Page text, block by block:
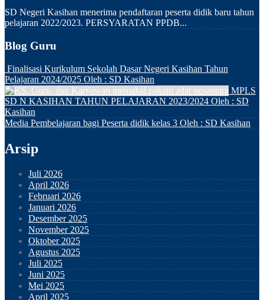
SD Negeri Kasihan menerima pendaftaran peserta didik baru tahun
pelajaran 2022/2023. PERSYARATAN PPDB...
Blog Guru
Finalisasi Kurikulum Sekolah Dasar Negeri Kasihan Tahun
Pelajaran 2024/2025 Oleh : SD Kasihan
MPLS
SD N KASIHAN TAHUN PELAJARAN 2023/2024 Oleh : SD
Kasihan
Media Pembelajaran bagi Peserta didik kelas 3 Oleh : SD Kasihan
Arsip
Juli 2026
April 2026
Februari 2026
Januari 2026
Desember 2025
November 2025
Oktober 2025
Agustus 2025
Juli 2025
Juni 2025
Mei 2025
April 2025